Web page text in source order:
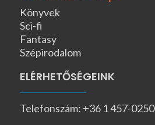
Könyvek
Sci-fi
Fantasy
Szépirodalom
ELÉRHETŐSÉGEINK
Telefonszám: +36 1 457-0250